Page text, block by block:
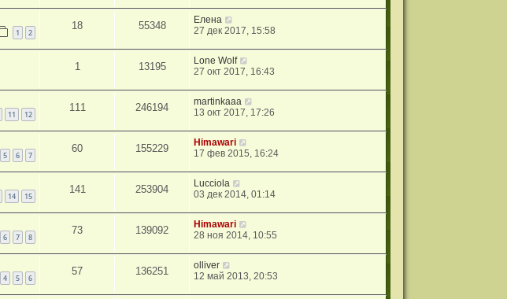
1 2
18 55348
Елена
27 дек 2017, 15:58
1 13195
Lone Wolf
27 окт 2017, 16:43
11 12
111 246194
martinkaaa
13 окт 2017, 17:26
5 6 7
60 155229
Himawari
17 фев 2015, 16:24
14 15
141 253904
Lucciola
03 дек 2014, 01:14
6 7 8
73 139092
Himawari
28 ноя 2014, 10:55
4 5 6
57 136251
olliver
12 май 2013, 20:53